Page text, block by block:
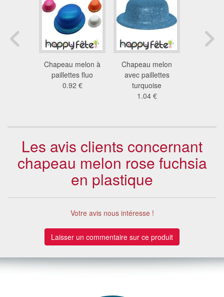
Chapeau melon à
paillettes fluo
0.92 €
Chapeau melon
avec paillettes
turquoise
1.04 €
Les avis clients concernant
chapeau melon rose fuchsia
en plastique
Votre avis nous intéresse !
Laisser un commentaire sur ce produit